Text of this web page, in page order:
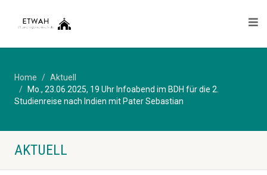
Home
Aktuell
Mo., 23.06.2025, 19 Uhr Infoabend im BDH für die 2.
Studienreise nach Indien mit Pater Sebastian
AKTUELL